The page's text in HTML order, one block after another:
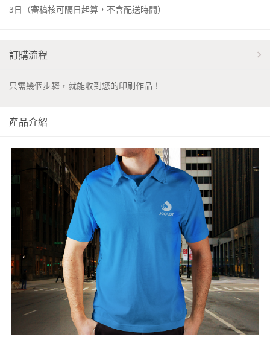
3日 （審稿核可隔日起算，不含配送時間）
訂購流程
只需幾個步驟，就能收到您的印刷作品！
產品介紹